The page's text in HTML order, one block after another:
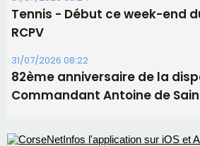
Les plus lus
Satine Nomary est la nouvelle
Éclipse du 12 août : la Corse aux
d'un spectacle qui ne reviendra
profiter pleinement du